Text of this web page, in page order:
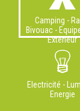
Camping -
Bivouac -
Extérieur
Electricité -
Energie